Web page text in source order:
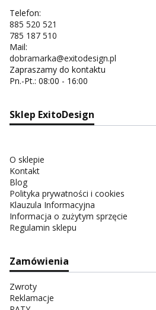
Telefon:
885 520 521
785 187 510
Mail:
dobramarka@exitodesign.pl
Zapraszamy do kontaktu
Pn.-Pt.: 08:00 - 16:00
Sklep ExitoDesign
O sklepie
Kontakt
Blog
Polityka prywatności i cookies
Klauzula Informacyjna
Informacja o zużytym sprzęcie
Regulamin sklepu
Zamówienia
Zwroty
Reklamacje